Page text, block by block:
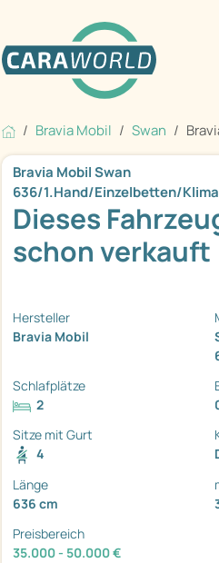
Bravia Mobil Swan
Bravia Mobil Swan
636/1.Hand/Einzelbetten/
Dieses
schon verkauft
Hersteller
Bravia Mobil
Schlafplätze
2
Sitze mit Gurt
4
Länge
636 cm
Preisbereich
35.000 - 50.000 €